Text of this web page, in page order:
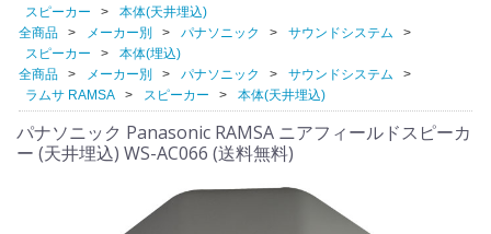
スピーカー
本体(天井埋込)
全商品
メーカー別 パナソニック
サウンドシステム
スピーカー
本体(埋込)
全商品
メーカー別 パナソニック
サウンドシステム
ラムサ RAMSA
スピーカー 本体(天井埋込)
パナソニック Panasonic RAMSA ニアフィールドスピーカ
ー (天井埋込) WS-AC066 (送料無料)